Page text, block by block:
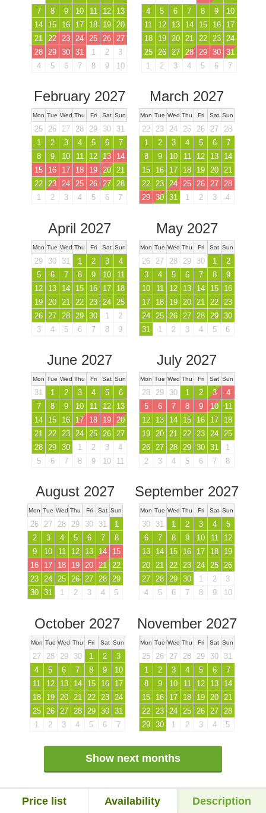
7
8 9 10 11 12
13
14
15 16 17 18 19
20
21
22 23 24 25 26
27
28
29 30 31 1 2
3
4
5 6 7 8 9 10
4
5 6 7 8 9
10
11
12 13 14 15 16
17
18
19 20 21 22 23
24
25
26 27 28 29 30
31
1
2 3 4 5 6 7
February 2027
Mon Tue Wed Thu Fri Sat Sun
25 26 27 28 29 30
31
1
2 3 4 5 6
7
8
9 10 11 12 13
14
15
16 17 18 19 20 21
22 23 24 25 26 27 28
1
2 3 4 5 6 7
March 2027
Mon Tue Wed Thu Fri Sat Sun
22 23 24 25 26 27
28
1
2 3 4 5 6
7
8
9 10 11 12 13
14
15
16 17 18 19 20 21
22 23 24 25 26 27 28
29 30 31 1 2 3 4
April 2027
Mon Tue Wed Thu Fri Sat Sun
29 30 31 1 2 3
4
5
6 7 8 9 10
11
12
13 14 15 16 17
18
19
20 21 22 23 24
25
26
27 28 29 30 1
2
3
4 5 6 7 8 9
May 2027
Mon Tue Wed Thu Fri Sat Sun
26 27 28 29 30 1
2
3
4 5 6 7 8
9
10
11 12 13 14 15
16
17
18 19 20 21 22
23
24
25 26 27 28 29 30
31
1 2 3 4 5 6
June 2027
Mon Tue Wed Thu Fri Sat Sun
31 1 2 3 4 5
6
7
8 9 10 11 12
13
14
15 16 17 18 19 20
21 22 23 24 25 26 27
28 29 30 1 2 3
4
5
6 7 8 9 10 11
July 2027
Mon Tue Wed Thu Fri Sat Sun
28 29 30 1 2 3
4
5
6 7 8 9 10
11
12
13 14 15 16 17
18
19 20 21 22 23 24 25
26 27 28 29 30 31
1
2
3 4 5 6 7 8
August 2027
Mon Tue Wed Thu Fri Sat Sun
26 27 28 29 30 31
1
2
3 4 5 6 7
8
9
10 11 12 13 14
15
16
17 18 19 20 21 22
23 24 25 26 27 28 29
30 31 1 2 3 4 5
September 2027
Mon Tue Wed Thu Fri Sat Sun
30 31 1 2 3 4
5
6
7 8 9 10 11
12
13
14 15 16 17 18
19
20 21 22 23 24 25 26
27 28 29 30 1 2
3
4
5 6 7 8 9 10
October 2027
Mon Tue Wed Thu Fri Sat Sun
27 28 29 30 1 2
3
4
5 6 7 8 9
10
11
12 13 14 15 16
17
18
19 20 21 22 23
24
25
26 27 28 29 30
31
1
2 3 4 5 6 7
November 2027
Mon Tue Wed Thu Fri Sat Sun
25 26 27 28 29 30
31
1
2 3 4 5 6
7
8
9 10 11 12 13
14
15
16 17 18 19 20
21
22
23 24 25 26 27
28
29 30 1 2 3 4 5
Show next months
Price list Availability Description